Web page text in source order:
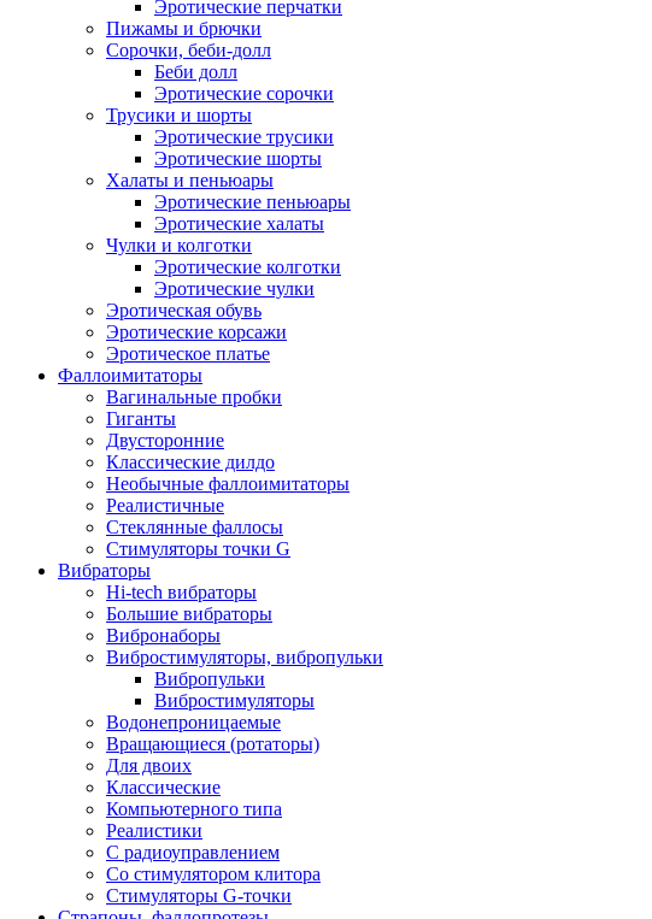
Эротические перчатки
Пижамы и брючки
Сорочки, беби-долл
Беби долл
Эротические сорочки
Трусики и шорты
Эротические трусики
Эротические шорты
Халаты и пеньюары
Эротические пеньюары
Эротические халаты
Чулки и колготки
Эротические колготки
Эротические чулки
Эротическая обувь
Эротические корсажи
Эротическое платье
Фаллоимитаторы
Вагинальные пробки
Гиганты
Двусторонние
Классические дилдо
Необычные фаллоимитаторы
Реалистичные
Стеклянные фаллосы
Стимуляторы точки G
Вибраторы
Hi-tech вибраторы
Большие вибраторы
Вибронаборы
Вибростимуляторы, вибропульки
Вибропульки
Вибростимуляторы
Водонепроницаемые
Вращающиеся (ротаторы)
Для двоих
Классические
Компьютерного типа
Реалистики
С радиоуправлением
Со стимулятором клитора
Стимуляторы G-точки